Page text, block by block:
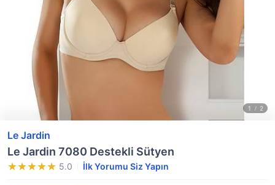
Le Jardin
Le Jardin 7080 Destekli Sütyen
5.0 İlk Yorumu Siz Yapın